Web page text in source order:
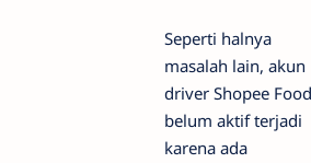
Seperti halnya
masalah lain, akun
driver Shopee Food
belum aktif terjadi
karena ada